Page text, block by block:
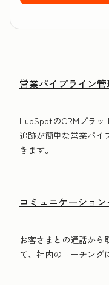
営業パイプライン
HubSpotのCRMプラ
追跡が簡単な営業パイ
きます。
コミュニケーショ
お客さまとの通話から
て、社内のコーチング